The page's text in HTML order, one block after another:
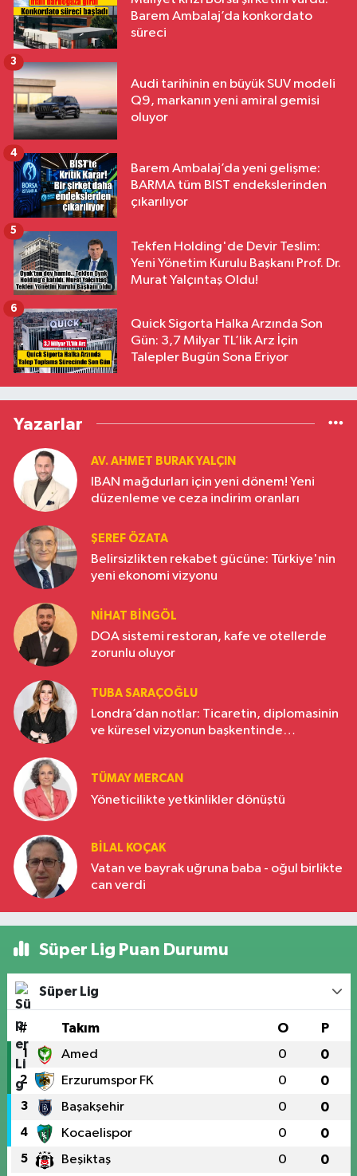
Barem Ambalaj’da konkordato
süreci
Audi tarihinin en büyük SUV modeli
Q9, markanın yeni amiral gemisi
oluyor
3
Barem Ambalaj’da yeni gelişme:
BARMA tüm BIST endekslerinden
çıkarılıyor
4
Tekfen Holding'de Devir Teslim:
Yeni Yönetim Kurulu Başkanı Prof. Dr.
Murat Yalçıntaş Oldu!
5
Quick Sigorta Halka Arzında Son
Gün: 3,7 Milyar TL’lik Arz İçin
Talepler Bugün Sona Eriyor
6
Yazarlar
AV. AHMET BURAK YALÇIN
IBAN mağdurları için yeni dönem! Yeni
düzenleme ve ceza indirim oranları
ŞEREF ÖZATA
Belirsizlikten rekabet gücüne: Türkiye'nin
yeni ekonomi vizyonu
NIHAT BINGÖL
DOA sistemi restoran, kafe ve otellerde
zorunlu oluyor
TUBA SARAÇOĞLU
Londra’dan notlar: Ticaretin, diplomasinin
ve küresel vizyonun başkentinde
TÜMAY MERCAN
Yöneticilikte yetkinlikler dönüştü
BILAL KOÇAK
Vatan ve bayrak uğruna baba - oğul birlikte
can verdi
Süper Lig Puan Durumu
Süper Lig
# Takım O P
1 Amed 0 0
2 Erzurumspor FK 0 0
3 Başakşehir 0 0
4 Kocaelispor 0 0
5 Beşiktaş 0 0